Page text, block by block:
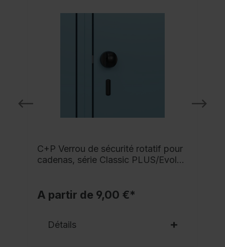
C+P Verrou de sécurité rotatif pour
cadenas, série Classic PLUS/Evolo
A partir de 9,00 €*
Détails